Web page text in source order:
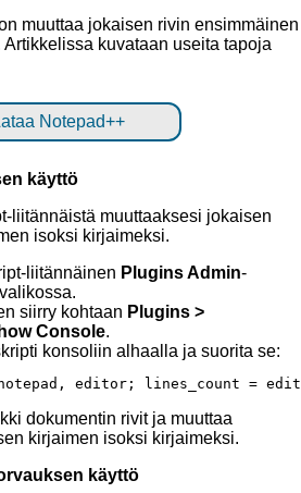
muuttaa jokaisen rivin ensimmäinen
kuvataan useita tapoja
Notepad++
käyttö
liitännäistä muuttaaksesi jokaisen
isoksi kirjaimeksi.
liitännäinen Plugins Admin-
siirry kohtaan Plugins >
Console.
konsoliin alhaalla ja suorita se:
dokumentin rivit ja muuttaa
kirjaimen isoksi kirjaimeksi.
käyttö